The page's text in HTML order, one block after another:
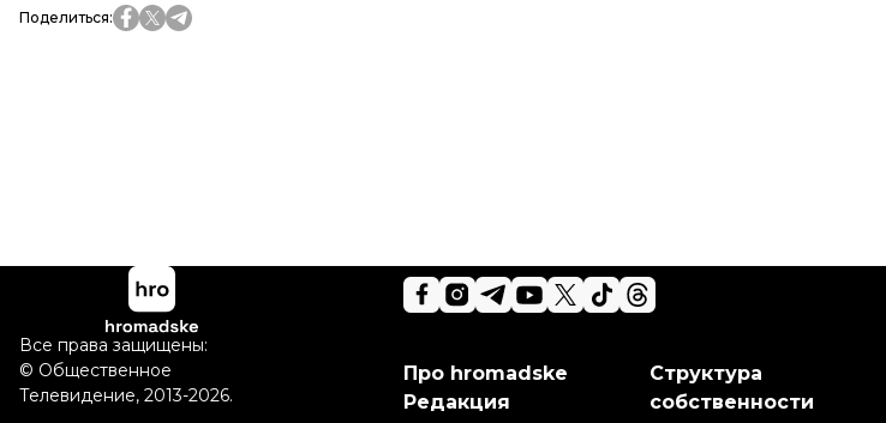
Поделиться:
Про hromadske
Редакция
Структура
собственности
Все права защищены:
© Общественное
Телевидение, 2013-2026.